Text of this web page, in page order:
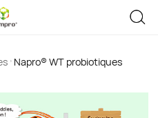
Napro® WT probiotiques